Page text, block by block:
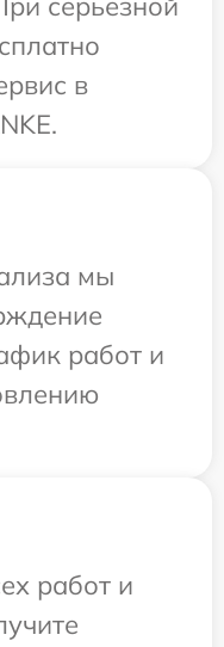
в
мы
работ и
работ и